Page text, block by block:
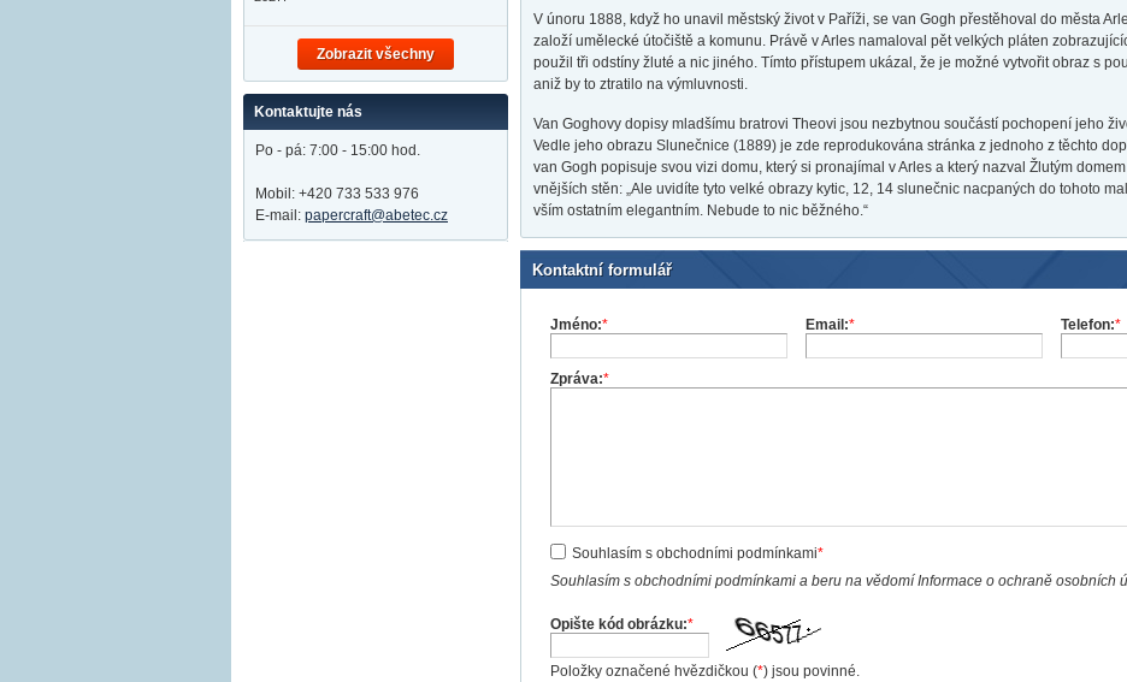
V únoru 1888, když ho unavil městský život v Paříži, se van Gogh přestěhoval do města
založí umělecké útočiště a komunu. Právě v Arles namaloval pět velkých pláten
použil tři odstíny žluté a nic jiného. Tímto přístupem ukázal, že je možné vytvořit obraz s
aniž by to ztratilo na výmluvnosti.
Van Goghovy dopisy mladšímu bratrovi Theovi jsou nezbytnou součástí pochopení jeho
Vedle jeho obrazu Slunečnice (1889) je zde reprodukována stránka z jednoho z těchto
van Gogh popisuje svou vizi domu, který si pronajímal v Arles a který nazval Žlutým
vnějších stěn: „Ale uvidíte tyto velké obrazy kytic, 12, 14 slunečnic nacpaných do tohoto
vším ostatním elegantním. Nebude to nic běžného.“
Kontaktní formulář
Jméno:* Email:* Telefon:*
Zpráva:*
Souhlasím s obchodními podmínkami*
Souhlasím s obchodními podmínkami a beru na vědomí Informace o ochraně osobních
Opište kód obrázku:*
Položky označené hvězdičkou (*) jsou povinné.
Zobrazit všechny
Kontaktujte nás
Po - pá: 7:00 - 15:00 hod.
Mobil: +420 733 533 976
E-mail: papercraft@abetec.cz